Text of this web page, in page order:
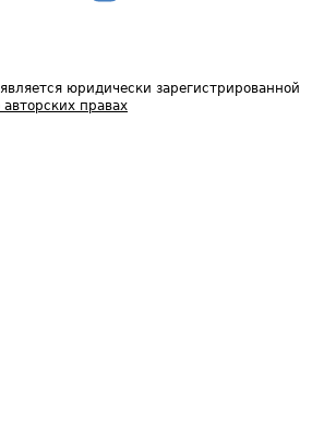
юридически зарегистрированной
авторских правах